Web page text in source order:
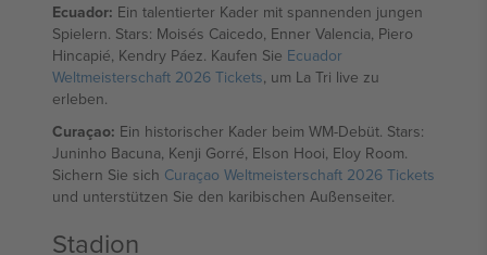
Ecuador: Ein talentierter Kader mit spannenden jungen
Spielern. Stars: Moisés Caicedo, Enner Valencia, Piero
Hincapié, Kendry Páez. Kaufen Sie Ecuador
Weltmeisterschaft 2026 Tickets, um La Tri live zu
erleben.
Curaçao: Ein historischer Kader beim WM-Debüt. Stars:
Juninho Bacuna, Kenji Gorré, Elson Hooi, Eloy Room.
Sichern Sie sich Curaçao Weltmeisterschaft 2026 Tickets
und unterstützen Sie den karibischen Außenseiter.
Stadion